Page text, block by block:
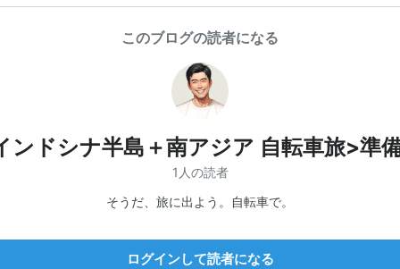
このブログの読者になる
ンドシナ半島＋南アジア 自転車旅>準
1人の読者
そうだ、旅に出よう。自転車で。
ログインして読者になる